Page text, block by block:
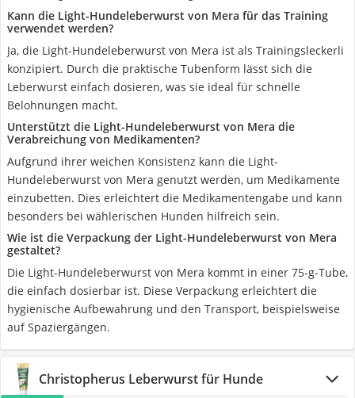
Kann die Light-Hundeleberwurst von Mera für das Training
verwendet werden?
Ja, die Light-Hundeleberwurst von Mera ist als Trainingsleckerli
konzipiert. Durch die praktische Tubenform lässt sich die
Leberwurst einfach dosieren, was sie ideal für schnelle
Belohnungen macht.
Unterstützt die Light-Hundeleberwurst von Mera die
Verabreichung von Medikamenten?
Aufgrund ihrer weichen Konsistenz kann die Light-
Hundeleberwurst von Mera genutzt werden, um Medikamente
einzubetten. Dies erleichtert die Medikamentengabe und kann
besonders bei wählerischen Hunden hilfreich sein.
Wie ist die Verpackung der Light-Hundeleberwurst von Mera
gestaltet?
Die Light-Hundeleberwurst von Mera kommt in einer 75-g-Tube,
die einfach dosierbar ist. Diese Verpackung erleichtert die
hygienische Aufbewahrung und den Transport, beispielsweise
auf Spaziergängen.
Christopherus Leberwurst für Hunde